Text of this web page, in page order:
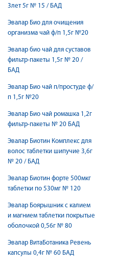
3лет 5г № 15 / БАД
Эвалар Био для очищения
организма чай ф/п 1,5г №20
Эвалар био чай для суставов
фильтр-пакеты 1,5г № 20 /
БАД
Эвалар Био чай п/простуде ф/
п 1,5г №20
Эвалар Био чай ромашка 1,2г
фильтр-пакеты № 20 БАД
Эвалар Биотин Комплекс для
волос таблетки шипучие 3,6г
№ 20 / БАД
Эвалар Биотин форте 500мкг
таблетки по 530мг № 120
Эвалар Боярышник с калием
и магнием таблетки покрытые
оболочкой 0,56г № 80
Эвалар ВитаБотаника Ревень
капсулы 0,4г № 60 БАД